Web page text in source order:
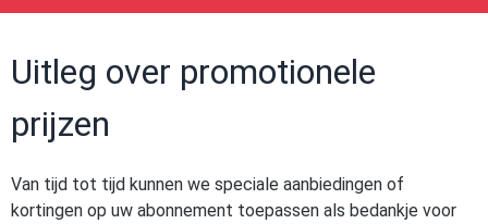
Uitleg over promotionele
prijzen
Van tijd tot tijd kunnen we speciale aanbiedingen of
kortingen op uw abonnement toepassen als bedankje voor